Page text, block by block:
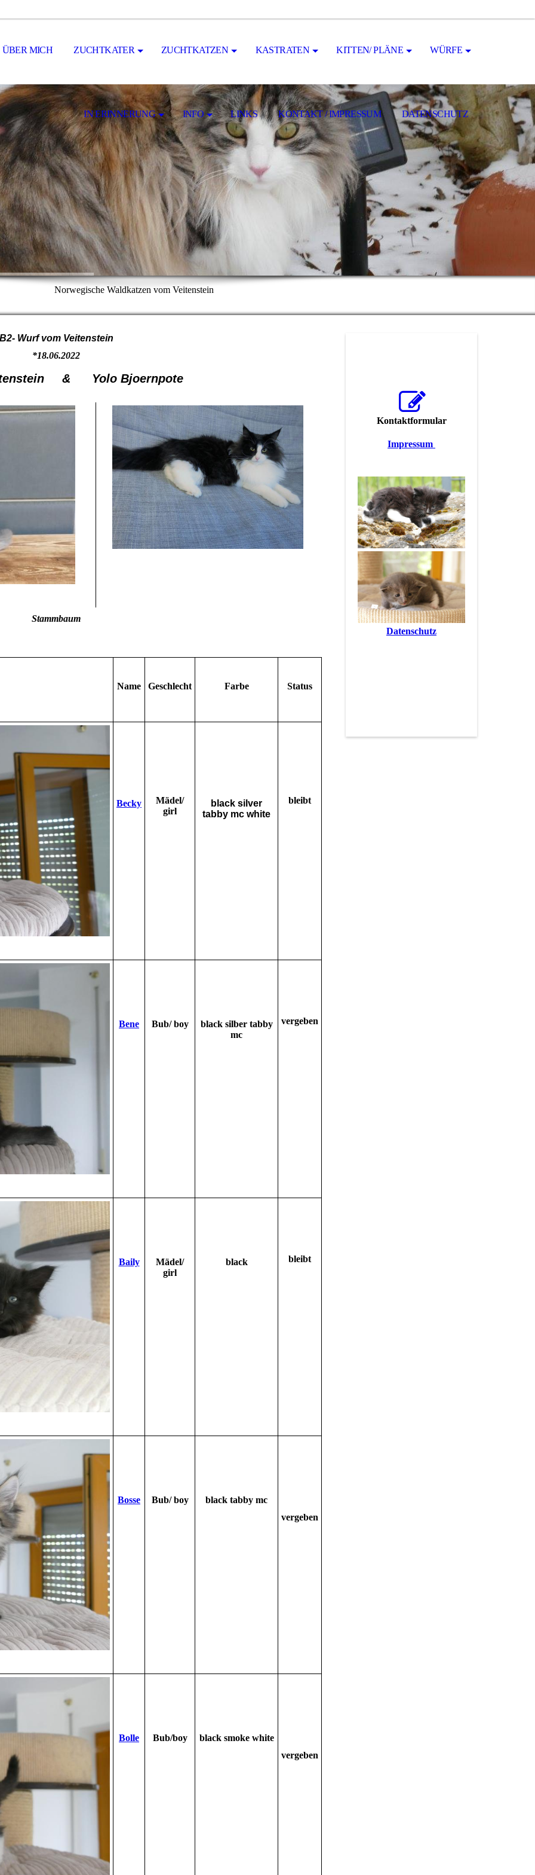
ÜBER MICH ZUCHTKATER ZUCHTKATZEN KASTRATEN KITTEN/ PLÄNE WÜRFE
IN ERINNERUNG INFO LINKS KONTAKT / IMPRESSUM DATENSCHUTZ
Norwegische Waldkatzen vom Veitenstein
Wurf vom Veitenstein
*18.06.2022
& Yolo Bjoernpote
Stammbaum
Name Geschlecht Farbe Status
Becky
Mädel/
girl
black silver
tabby mc white
bleibt
Bene Bub/ boy
black silber tabby
mc
vergeben
Baily
Mädel/
girl
black bleibt
Bosse Bub/ boy
black tabby mc
vergeben
Bolle Bub/boy
black smoke white
vergeben
Kontaktformular
Impressum
Datenschutz